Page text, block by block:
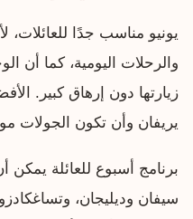
يونيو مناسب جدًا
والرحلات اليومية، كما أن
زيارتها دون إرهاق كبير.
يريفان وأن تكون الجولات
برنامج أسبوع للعائلة يمكن
سيفان وديليجان،